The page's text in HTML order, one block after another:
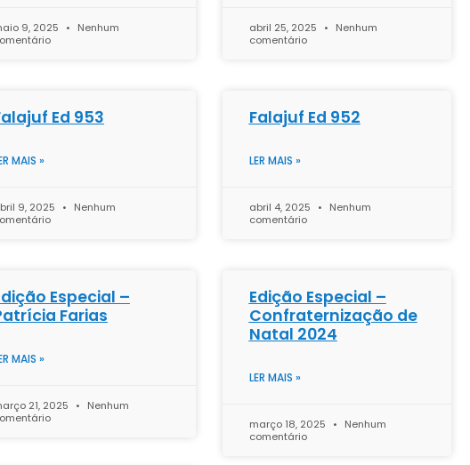
9, 2025
Nenhum
abril 25, 2025
Nenhum
comentário
Ed 953
MAIS »
9, 2025
Nenhum
Falajuf Ed 952
LER MAIS »
abril 4, 2025
Nenhum
comentário
Especial –
Farias
MAIS »
21, 2025
Nenhum
Edição Especial –
Confraternização de
Natal 2024
LER MAIS »
março 18, 2025
Nenhum
comentário